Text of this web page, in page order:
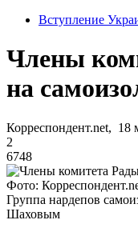
Вступление
Члены
на
Корреспондент.net, 18
2
6748
Фото:
Группа нардепов
Шаховым